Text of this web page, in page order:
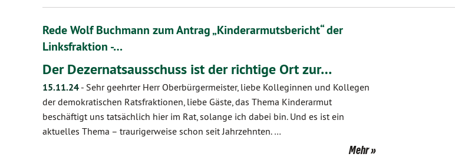
Rede Wolf Buchmann zum Antrag „Kinderarmutsbericht“ der
Linksfraktion -…
Der Dezernatsausschuss ist der richtige Ort zur…
15.11.24 - Sehr geehrter Herr Oberbürgermeister, liebe Kolleginnen und Kollegen
der demokratischen Ratsfraktionen, liebe Gäste, das Thema Kinderarmut
beschäftigt uns tatsächlich hier im Rat, solange ich dabei bin. Und es ist ein
aktuelles Thema – traurigerweise schon seit Jahrzehnten. …
Mehr